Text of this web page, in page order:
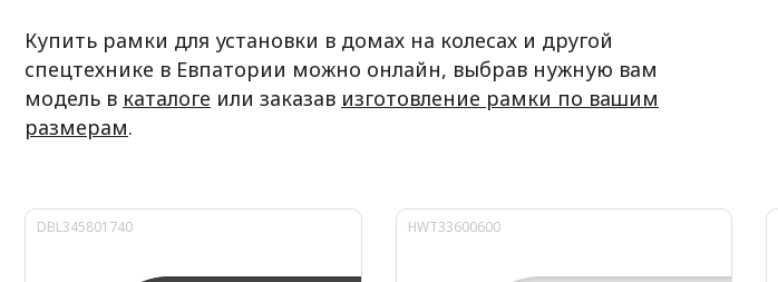
Купить рамки для установки в домах на колесах и другой
спецтехнике в Евпатории можно онлайн, выбрав нужную вам
модель в каталоге или заказав изготовление рамки по вашим
размерам.
DBL345801740 HWT33600600